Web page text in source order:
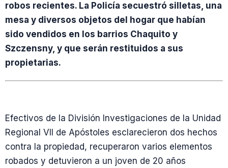
robos recientes. La Policía secuestró silletas, una
mesa y diversos objetos del hogar que habían
sido vendidos en los barrios Chaquito y
Szczensny, y que serán restituidos a sus
propietarias.
Efectivos de la División Investigaciones de la Unidad
Regional VII de Apóstoles esclarecieron dos hechos
contra la propiedad, recuperaron varios elementos
robados y detuvieron a un joven de 20 años